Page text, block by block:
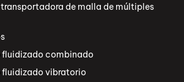
de malla de múltiples
fluidizado combinado
fluidizado vibratorio